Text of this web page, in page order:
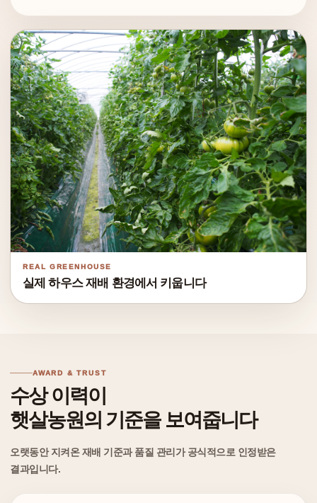
REAL GREENHOUSE
실제 하우스 재배 환경에서 키웁니다
AWARD & TRUST
수상 이력이
햇살농원의 기준을 보여줍니다
오랫동안 지켜온 재배 기준과 품질 관리가 공식적으로 인정받은
결과입니다.